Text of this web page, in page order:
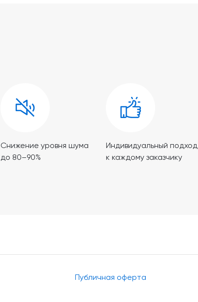
Снижение уровня шума
до 80–90%
Индивидуальный подход
к каждому заказчику
Публичная оферта